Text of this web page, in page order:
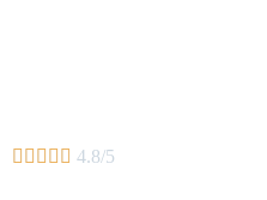
     4.8/5